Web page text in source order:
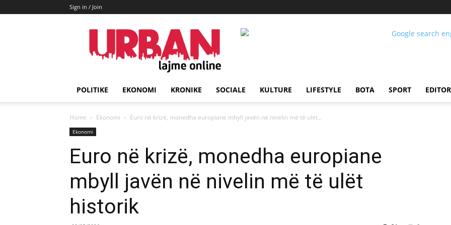
Sign in / Join
URBAN
Lajme
POLITIKE EKONOMI KRONIKE SOCIALE KULTURE LIFESTYLE BOTA SPORT
Home Ekonomi Euro në krizë, monedha europiane mbyll javën në nivelin më të ulët...
Ekonomi
Euro në krizë, monedha europiane
mbyll javën në nivelin më të ulët
historik